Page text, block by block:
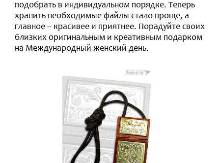
подобрать в индивидуальном порядке. Теперь
хранить необходимые файлы стало проще, а
главное – красивее и приятнее. Порадуйте своих
близких оригинальным и креативным подарком
на Международный женский день.